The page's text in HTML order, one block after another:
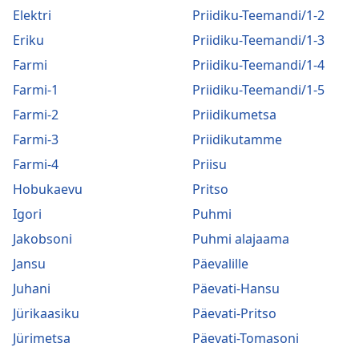
Elektri
Eriku
Farmi
Farmi-1
Farmi-2
Farmi-3
Farmi-4
Hobukaevu
Igori
Jakobsoni
Jansu
Juhani
Jürikaasiku
Jürimetsa
Priidiku-Teemandi/1-2
Priidiku-Teemandi/1-3
Priidiku-Teemandi/1-4
Priidiku-Teemandi/1-5
Priidikumetsa
Priidikutamme
Priisu
Pritso
Puhmi
Puhmi alajaama
Päevalille
Päevati-Hansu
Päevati-Pritso
Päevati-Tomasoni